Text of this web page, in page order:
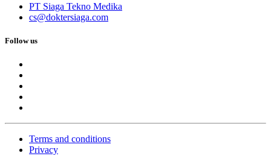
PT Siaga Tekno Medika
cs@doktersiaga.com
Follow us
Terms and conditions
Privacy